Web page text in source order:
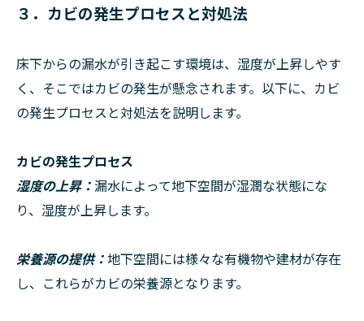
３．カビの発生プロセスと対処法
床下からの漏水が引き起こす環境は、湿度が上昇しやす
く、そこではカビの発生が懸念されます。以下に、カビ
の発生プロセスと対処法を説明します。
カビの発生プロセス
湿度の上昇： 漏水によって地下空間が湿潤な状態にな
り、湿度が上昇します。
栄養源の提供：地下空間には様々な有機物や建材が存在
し、これらがカビの栄養源となります。